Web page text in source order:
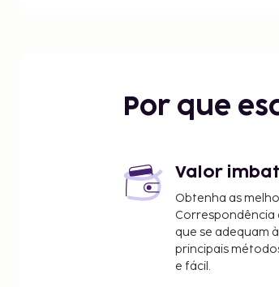
Por que
Valor
Obtenha as
Correspondência
que se adequam
principais
e fácil.